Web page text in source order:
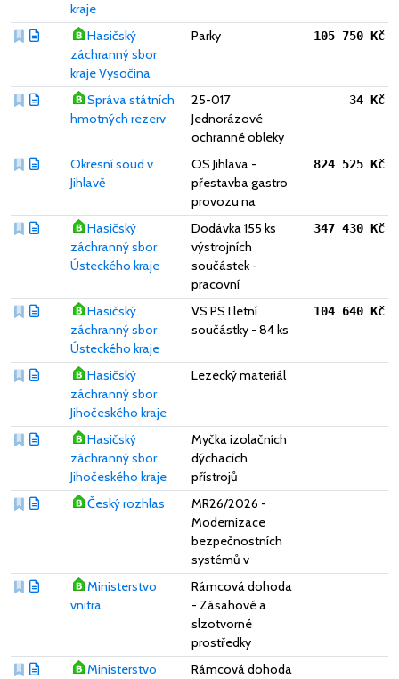
kraje
Hasičský
záchranný sbor
kraje Vysočina
Parky 105 750 Kč
Správa státních
hmotných rezerv
25-017
Jednorázové
ochranné obleky
34 Kč
Okresní soud v
Jihlavě
OS Jihlava -
přestavba gastro
provozu na
824 525 Kč
Hasičský
záchranný sbor
Ústeckého kraje
Dodávka 155 ks
výstrojních
součástek -
pracovní
347 430 Kč
Hasičský
záchranný sbor
Ústeckého kraje
VS PS I letní
součástky - 84 ks
104 640 Kč
Hasičský
záchranný sbor
Jihočeského kraje
Lezecký materiál
Hasičský
záchranný sbor
Jihočeského kraje
Myčka izolačních
dýchacích
přístrojů
Český rozhlas
MR26/2026 -
Modernizace
bezpečnostních
systémů v
Ministerstvo
vnitra
Rámcová dohoda
- Zásahové a
slzotvorné
prostředky
Ministerstvo
Rámcová dohoda